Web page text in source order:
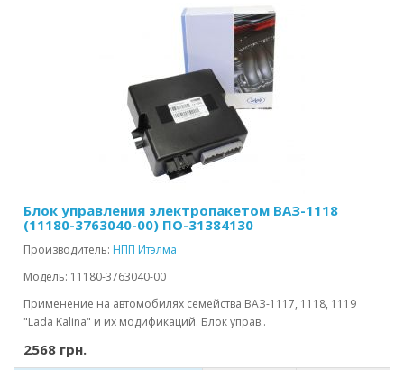
Блок управления электропакетом ВАЗ-1118
(11180-3763040-00) ПО-31384130
Производитель: НПП Итэлма
Модель: 11180-3763040-00
Применение на автомобилях семейства ВАЗ-1117, 1118, 1119
"Lada Kalina" и их модификаций. Блок управ..
2568 грн.